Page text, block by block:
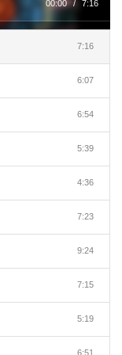
00:00 / 7:16
7:16
6:07
6:54
5:39
4:36
7:23
9:24
7:15
5:19
6:51